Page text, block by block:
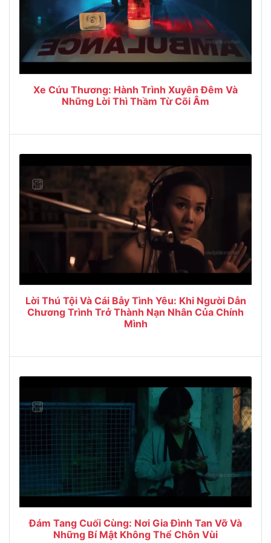
Xe Cứu Thương: Hành Trình Xuyên Đêm Và
Những Lời Thì Thầm Từ Cõi Âm
Lời Thú Tội Và Cái Bẫy Tình Yêu: Khi Người Dẫn
Chương Trình Trở Thành Nạn Nhân Của Chính
Mình
Đám Tang Cuối Cùng: Nơi Gia Đình Tan Vỡ Và
Những Bí Mật Không Thể Chôn Vùi